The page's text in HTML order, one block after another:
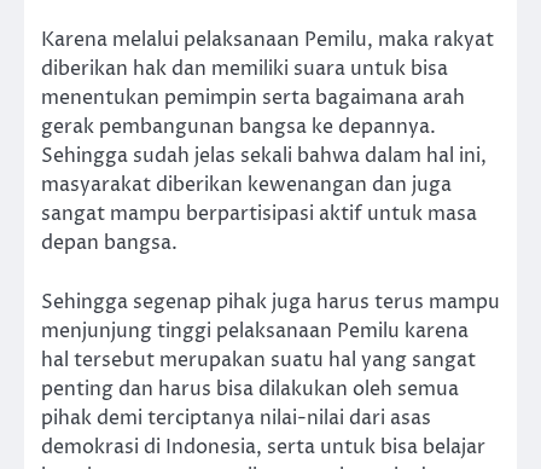
Karena melalui pelaksanaan Pemilu, maka rakyat
diberikan hak dan memiliki suara untuk bisa
menentukan pemimpin serta bagaimana arah
gerak pembangunan bangsa ke depannya.
Sehingga sudah jelas sekali bahwa dalam hal ini,
masyarakat diberikan kewenangan dan juga
sangat mampu berpartisipasi aktif untuk masa
depan bangsa.
Sehingga segenap pihak juga harus terus mampu
menjunjung tinggi pelaksanaan Pemilu karena
hal tersebut merupakan suatu hal yang sangat
penting dan harus bisa dilakukan oleh semua
pihak demi terciptanya nilai-nilai dari asas
demokrasi di Indonesia, serta untuk bisa belajar